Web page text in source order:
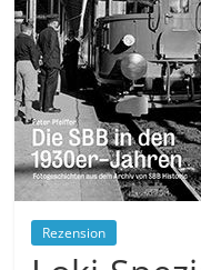
Rezension